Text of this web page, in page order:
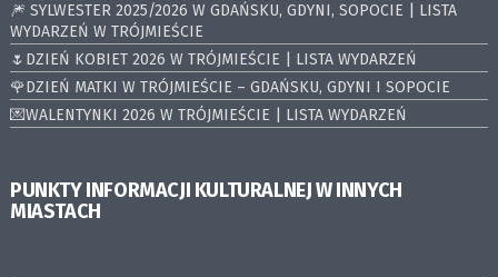
🎆 SYLWESTER 2025/2026 W GDAŃSKU, GDYNI, SOPOCIE | LISTA
WYDARZEŃ W TRÓJMIEŚCIE
🌷DZIEŃ KOBIET 2026 W TRÓJMIEŚCIE | LISTA WYDARZEŃ
🌹DZIEŃ MATKI W TRÓJMIEŚCIE – GDAŃSKU, GDYNI I SOPOCIE
💌WALENTYNKI 2026 W TRÓJMIEŚCIE | LISTA WYDARZEŃ
PUNKTY INFORMACJI KULTURALNEJ W INNYCH
MIASTACH